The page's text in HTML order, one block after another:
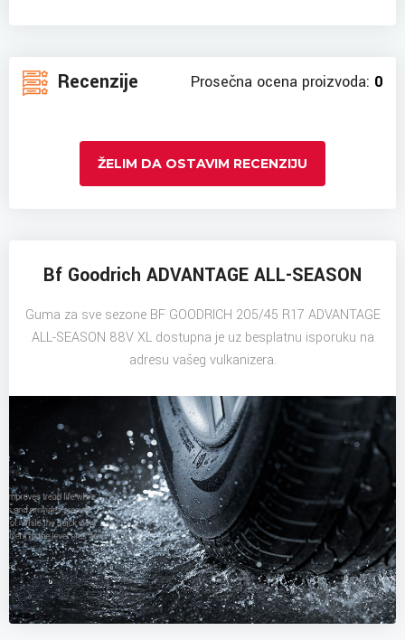
Recenzije Prosečna ocena proizvoda: 0
ŽELIM DA OSTAVIM RECENZIJU
Bf Goodrich ADVANTAGE ALL-SEASON
Guma za sve sezone BF GOODRICH 205/45 R17 ADVANTAGE
ALL-SEASON 88V XL dostupna je uz besplatnu isporuku na
adresu vašeg vulkanizera.